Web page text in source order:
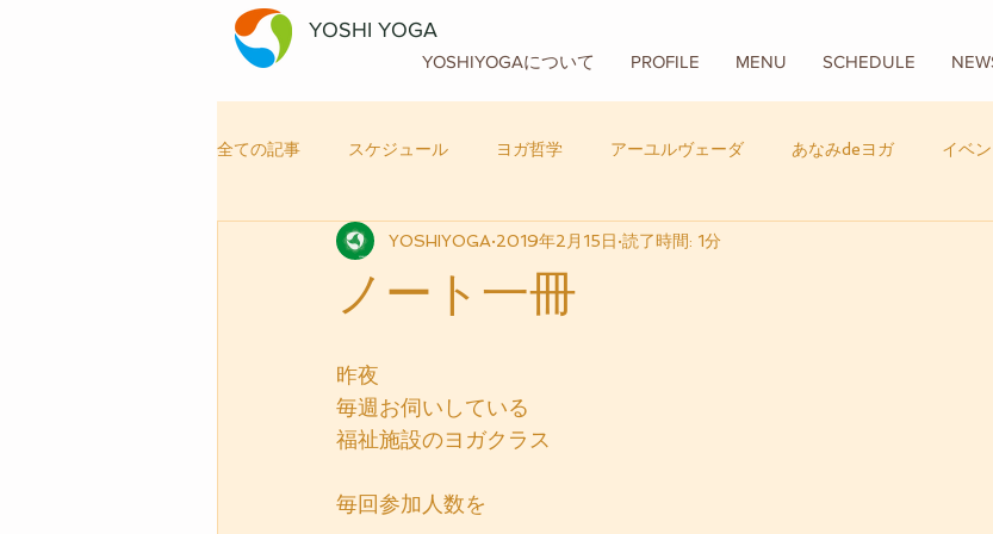
YOSHI YOGA
YOSHIYOGAについて PROFILE MENU SCHEDULE
全ての記事 スケジュール ヨガ哲学 アーユルヴェーダ あなみdeヨガ イベン
自律神経メンテナンス ヨガ フード バリ
ノート一冊
YOSHIYOGA 2019年2月15日 読了時間: 1分
昨夜
毎週お伺いしている
福祉施設のヨガクラス
毎回参加人数を